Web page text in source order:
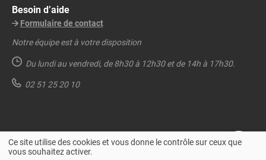
Besoin d’aide
Formulaire de contact
Notre équipe est à votre disposition
Du lundi au vendredi, de 8h30 à 12h30 et de 14h à 17h30.
02 51 25 20 10
Ce site utilise des cookies et vous donne le contrôle sur ceux que
vous souhaitez activer.